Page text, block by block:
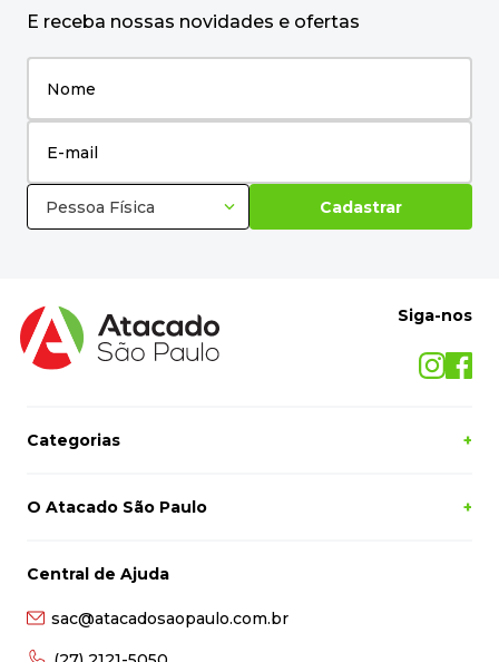
E receba nossas novidades e ofertas
Pessoa Física Cadastrar
Siga-nos
Categorias +
O Atacado São Paulo +
Central de Ajuda
sac@atacadosaopaulo.com.br